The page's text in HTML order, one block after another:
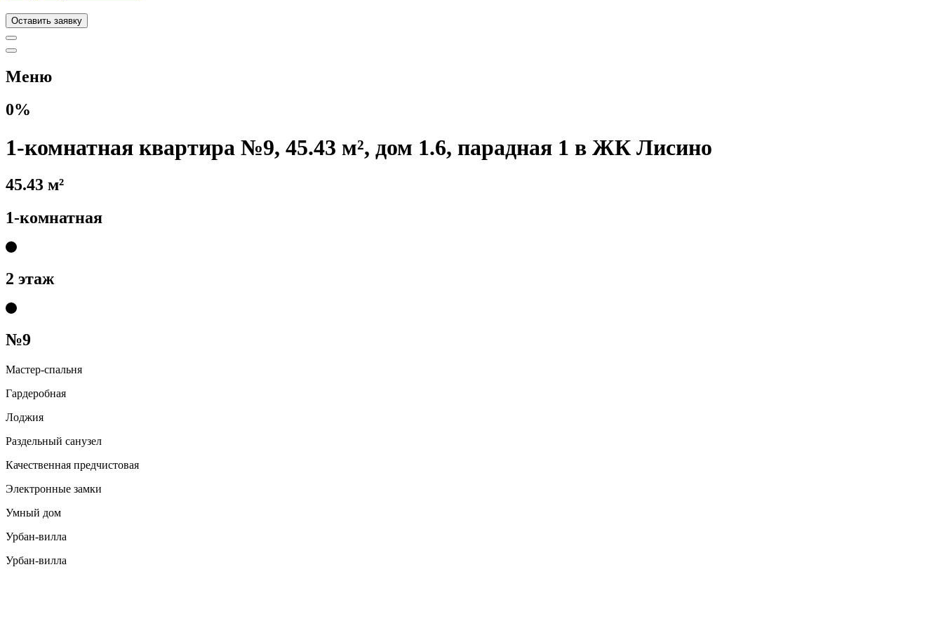
Оставить заявку
Меню
0%
1-комнатная квартира №9, 45.43 м², дом 1.6, парадная 1 в ЖК Лисино
45.43 м²
1-комнатная
2 этаж
№9
Мастер-спальня
Гардеробная
Лоджия
Раздельный санузел
Качественная предчистовая
Электронные замки
Умный дом
Урбан-вилла
Урбан-вилла